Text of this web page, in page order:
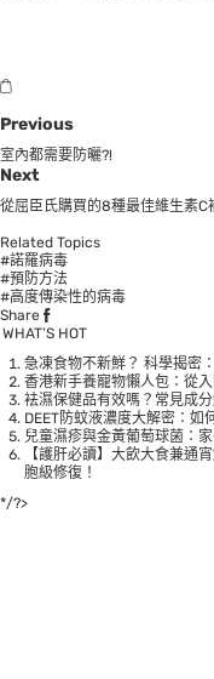
Previous
室內都需要防曬?!
Next
從屈臣氏購買的8種最佳維生素C
Related Topics
#諾羅病毒
#預防方法
#高度傳染性的病毒
Share
WHAT’S HOT
急凍食物不新鮮？ 科學揭密
香港新手養寵物懶人包：從
袪濕保健品有效嗎？常見成
DEET防蚊液濃度大解密：如
兒童濕疹與金黃葡萄球菌：
【護肝必讀】大飲大食兼通
胞級修復！
*/?>